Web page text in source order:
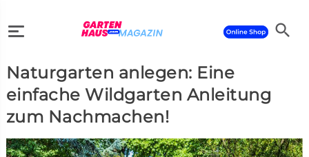
search
search
Naturgarten anlegen: Eine
einfache Wildgarten Anleitung
zum Nachmachen!